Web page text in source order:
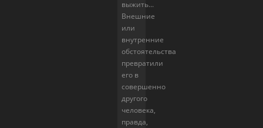
выжить...
Внешние
или
внутренние
обстоятельства
превратили
его в
совершенно
другого
человека,
правда,